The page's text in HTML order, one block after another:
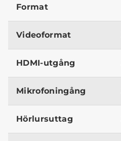
Format
Videoformat
HDMI-utgång
Mikrofoningång
Hörlursuttag